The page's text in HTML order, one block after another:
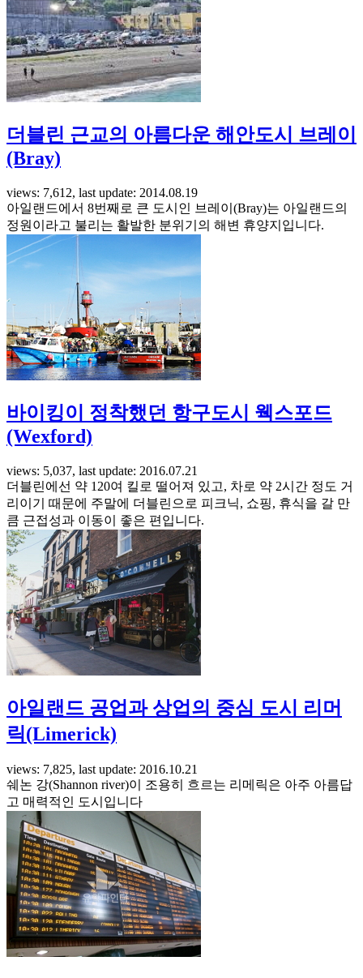
더블린 근교의 아름다운 해안도시 브레이
(Bray)
views: 7,612, last update: 2014.08.19
아일랜드에서 8번째로 큰 도시인 브레이(Bray)는 아일랜드의
정원이라고 불리는 활발한 분위기의 해변 휴양지입니다.
바이킹이 정착했던 항구도시 웩스포드
(Wexford)
views: 5,037, last update: 2016.07.21
더블린에선 약 120여 킬로 떨어져 있고, 차로 약 2시간 정도 거
리이기 때문에 주말에 더블린으로 피크닉, 쇼핑, 휴식을 갈 만
큼 근접성과 이동이 좋은 편입니다.
아일랜드 공업과 상업의 중심 도시 리머
릭(Limerick)
views: 7,825, last update: 2016.10.21
쉐논 강(Shannon river)이 조용히 흐르는 리메릭은 아주 아름답
고 매력적인 도시입니다